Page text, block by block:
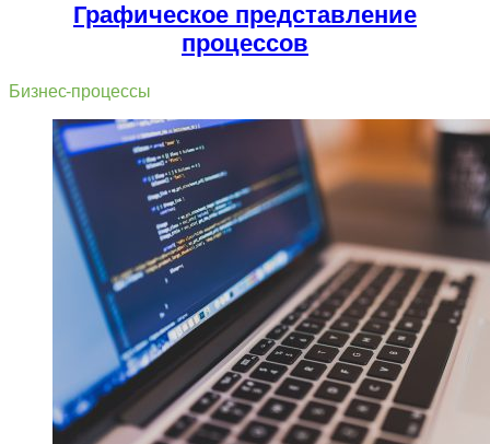
Графическое представление
процессов
Бизнес-процессы